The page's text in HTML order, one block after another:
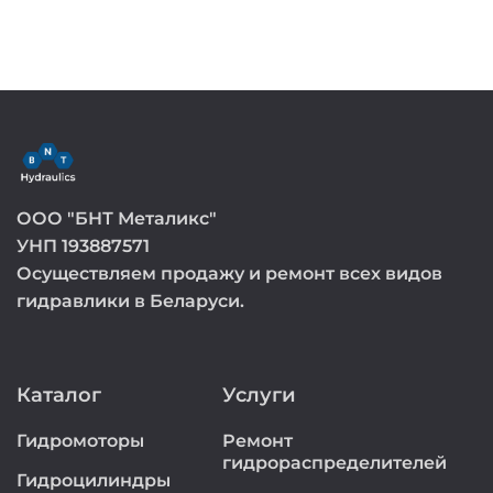
ООО "БНТ Металикс"
УНП 193887571
Осуществляем продажу и ремонт всех видов
гидравлики в Беларуси.
Каталог
Гидромоторы
Гидроцилиндры
Услуги
Ремонт
гидрораспределителей